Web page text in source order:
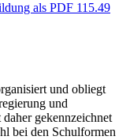
als PDF 115.49
und obliegt
und
gekennzeichnet
bei den Schulformen